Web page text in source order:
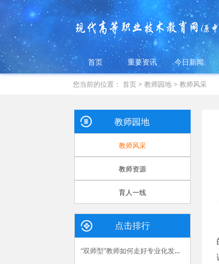
首页 重要资讯 今日新闻
您当前的位置：首页 >教师园地 >教师风采
教师园地
教师风采
教师资源
育人一线
点击排行
“双师型”教师如何走好专业化发展路